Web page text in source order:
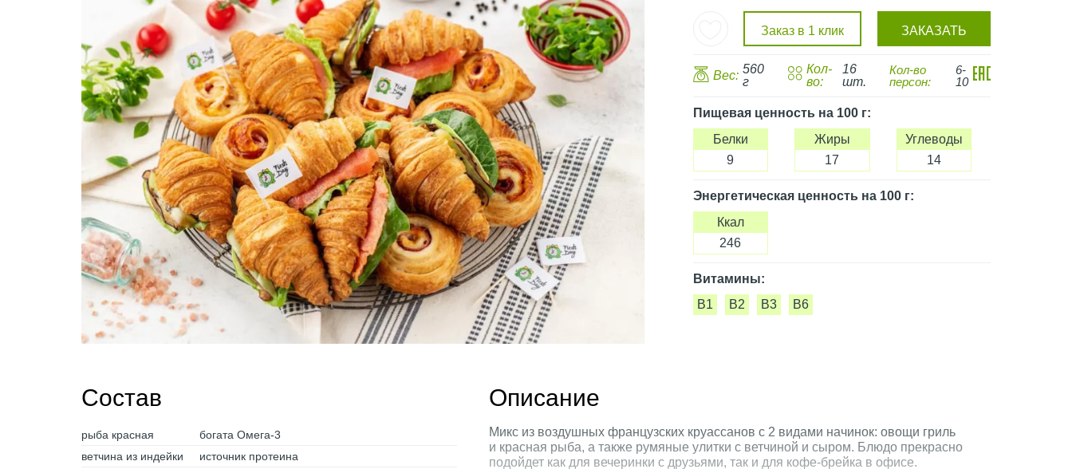
Заказ в 1 клик ЗАКАЗАТЬ
Вес: 560
г
Кол-
во:
16
шт.
Кол-во
персон:
6-
10
Пищевая ценностьна 100 г:
Белки
9
Жиры
17
Углеводы
14
Энергетическая ценностьна 100 г:
Ккал
246
Витамины:
B1
B2 B3 B6
Состав
рыба красная
богата Омега-3
ветчина из индейки
источник протеина
Описание
Микс из воздушных французских круассанов с 2 видами начинок: овощи гриль
и красная рыба, а также румяные улитки с ветчиной и сыром. Блюдо прекрасно
подойдет как для вечеринки с друзьями, так и для кофе-брейка в офисе.